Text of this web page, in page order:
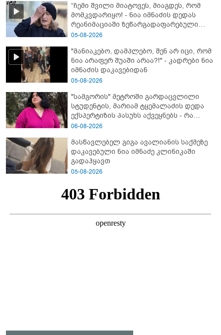
“ჩემი შვილი მიატოვეს, მიაგდეს, რომ
მომკვდარიყო! - ნია იმნაძის დედას
რეანიმაციაში ზეწარგადაფარებული
შვილი არ უნახავს” - გიგა ავალიანის
05-08-2026
"მანიაკებო, დამპლებო, შენ არ იცი, რომ
ნია არაფერ შუაში არაა?!" - კადრები ნია
იმნაძის დაკავებიდან
05-08-2026
"სამგორის" მეტროში გარდაცვლილი
სტუდენტის, მარიამ ტყემალაძის დედა
ექსპერტიზის პასუხს აქვეყნებს - რა
გახდა გოგონას გარდაცვალების მიზეზი?
06-08-2026
მასწავლებელ გიგა ავალიანის საქმეზე
დაკავებული ნია იმნაძე კლინიკაში
გადაჰყავთ
05-08-2026